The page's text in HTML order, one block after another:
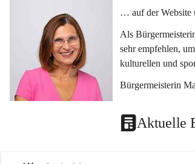
… auf der Website
Als
sehr empfehlen,
kulturellen und
Bürgermeisterin
Aktuelle